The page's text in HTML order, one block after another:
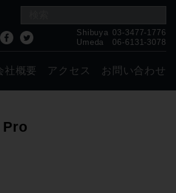
Shibuya 03-3477-1776
Umeda
06-6131-3078
社概要 アクセス お問い合わせ